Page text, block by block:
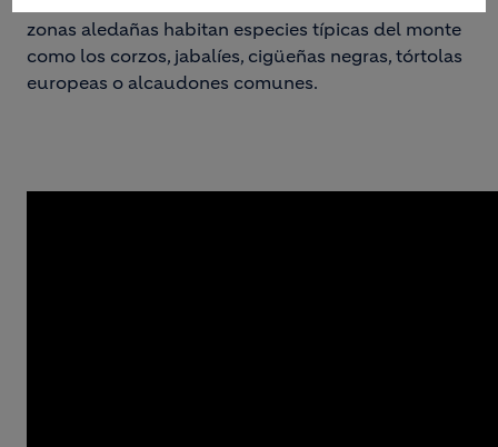
zonas aledañas habitan especies típicas del monte
como los corzos, jabalíes, cigüeñas negras, tórtolas
europeas o alcaudones comunes.